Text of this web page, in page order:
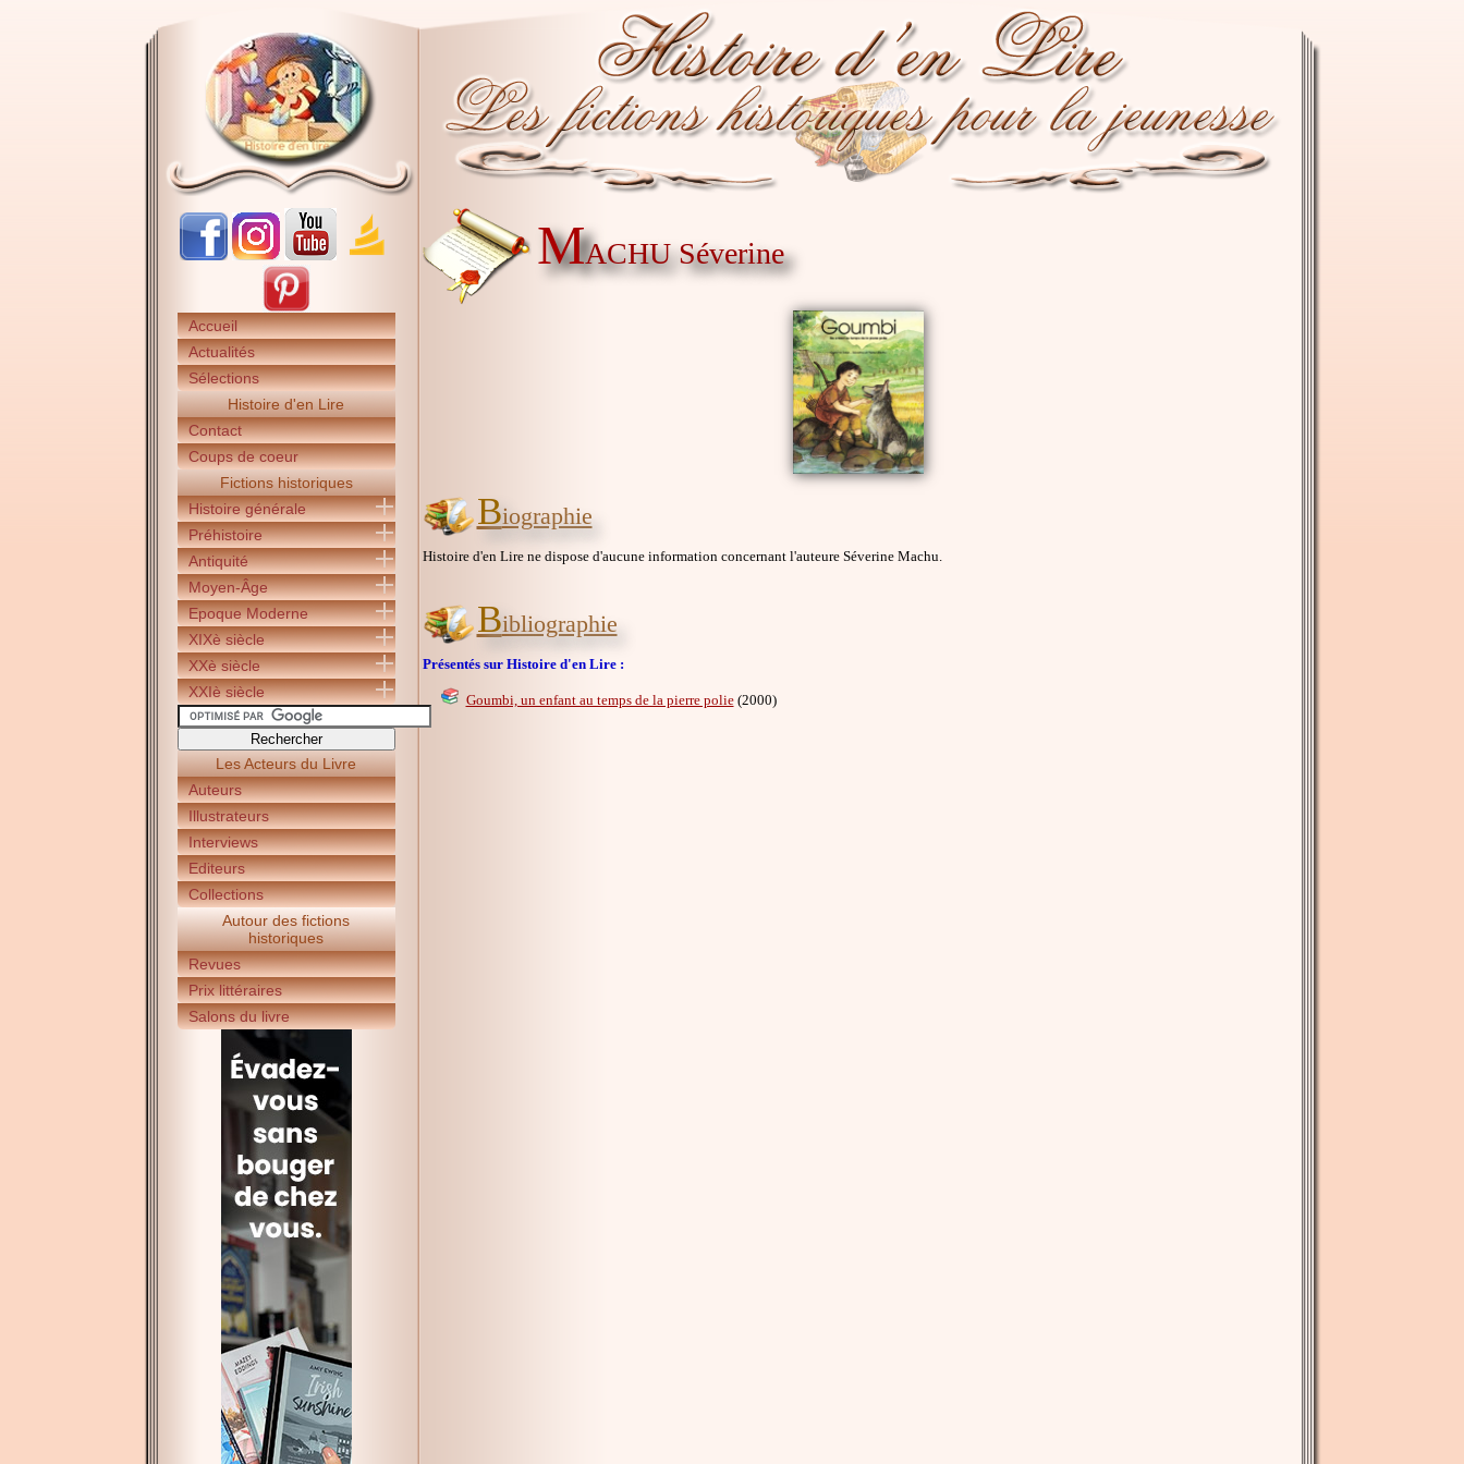
Accueil
Actualités
Sélections
Histoire d'en Lire
Contact
Coups de coeur
Fictions historiques
Histoire générale
Préhistoire
Antiquité
Moyen-Âge
Epoque Moderne
XIXè siècle
XXè siècle
XXIè siècle
Les Acteurs du Livre
Auteurs
Illustrateurs
Interviews
Editeurs
Collections
Autour des fictions
historiques
Revues
Prix littéraires
Salons du livre
MACHU Séverine
Biographie
Histoire d'en Lire ne dispose d'aucune information concernant l'auteure Séverine Machu.
Bibliographie
Présentés sur Histoire d'en Lire :
Goumbi, un enfant au temps de la pierre polie(2000)